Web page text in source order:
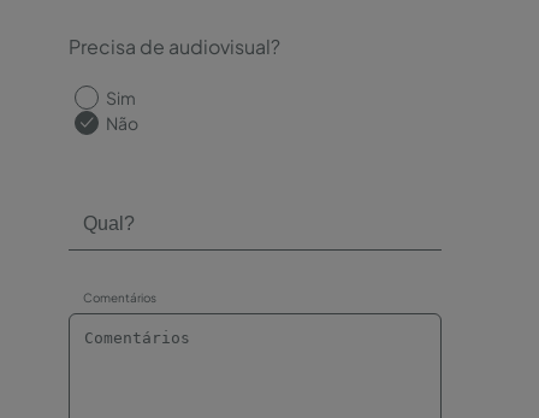
Precisa de audiovisual?
Sim
Não
Comentários